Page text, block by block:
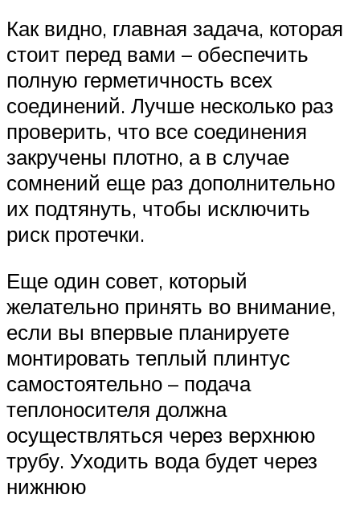
Как видно, главная задача, которая
стоит перед вами – обеспечить
полную герметичность всех
соединений. Лучше несколько раз
проверить, что все соединения
закручены плотно, а в случае
сомнений еще раз дополнительно
их подтянуть, чтобы исключить
риск протечки.
Еще один совет, который
желательно принять во внимание,
если вы впервые планируете
монтировать теплый плинтус
самостоятельно – подача
теплоносителя должна
осуществляться через верхнюю
трубу. Уходить вода будет через
нижнюю